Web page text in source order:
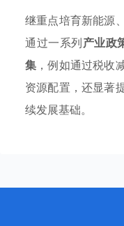
继重点培育新能源
通过一系列产业政
集 ，例如通过税收
资源配置，还显著
续发展基础。